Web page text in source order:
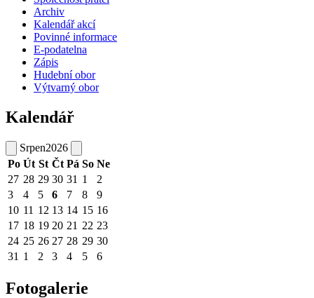
Archiv
Kalendář akcí
Povinné informace
E-podatelna
Zápis
Hudební obor
Výtvarný obor
Kalendář
Srpen2026
Po Út St Čt Pá So Ne
27 28 29 30 31 1
2
3
4 5 6 7 8
9
10 11 12 13 14 15 16
17 18 19 20 21 22 23
24 25 26 27 28 29 30
31 1 2 3 4 5 6
Fotogalerie